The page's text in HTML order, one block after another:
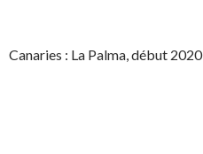
Canaries : La Palma, début 2020